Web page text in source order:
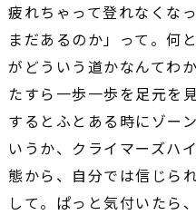
疲れちゃって登れなくな
まだあるのか」って。何
がどういう道かなんてわ
たすら一歩一歩を足元を
するとふとある時にゾー
いうか、クライマーズハ
態から、自分では信じら
して。ぱっと気付いたら